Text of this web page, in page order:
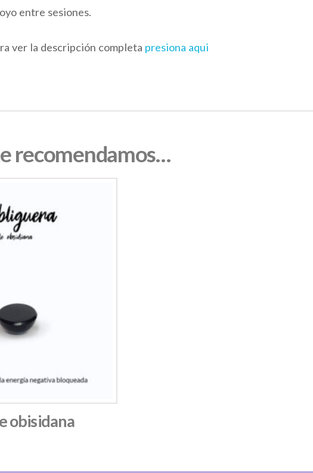
entre sesiones.
ver la descripción completa presiona aqui
recomendamos…
obisidana